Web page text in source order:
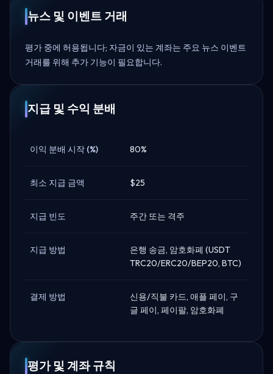
뉴스 및 이벤트 거래
평가 중에 허용됩니다; 자금이 있는 계좌는 주요 뉴스 이벤트
거래를 위해 추가 기능이 필요합니다.
지급 및 수익 분배
이익 분배 시작 (%) 80%
최소 지급 금액 $25
지급 빈도 주간 또는 격주
지급 방법
은행 송금, 암호화폐 (USDT
TRC20/ERC20/BEP20, BTC)
결제 방법
신용/직불 카드, 애플 페이, 구
글 페이, 페이팔, 암호화폐
평가 및 계좌 규칙